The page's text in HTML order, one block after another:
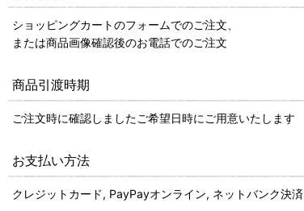
ショッピングカートのフォームでのご注文、
または商品画像確認後のお電話でのご注文
商品引渡時期
ご注文時に確認しましたご希望日時にご用意いたします
お支払い方法
クレジットカード, PayPayオンライン, ネットバンク決済